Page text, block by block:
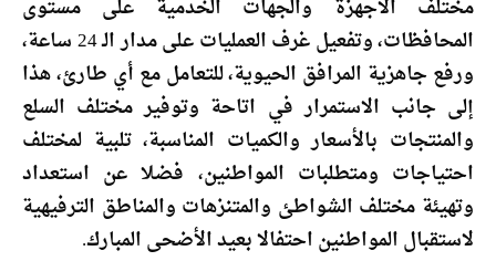
مختلف الأجهزة والجهات الخدمية على مستوى
المحافظات، وتفعيل غرف العمليات على مدار الـ 24 ساعة،
ورفع جاهزية المرافق الحيوية، للتعامل مع أي طارئ، هذا
إلى جانب الاستمرار في اتاحة وتوفير مختلف السلع
والمنتجات بالأسعار والكميات المناسبة، تلبية لمختلف
احتياجات ومتطلبات المواطنين، فضلا عن استعداد
وتهيئة مختلف الشواطئ والمتنزهات والمناطق الترفيهية
لاستقبال المواطنين احتفالا بعيد الأضحى المبارك.